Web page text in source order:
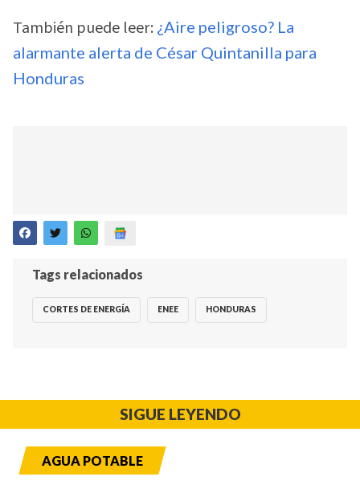
También puede leer: ¿Aire peligroso? La
alarmante alerta de César Quintanilla para
Honduras
Tags relacionados
CORTES DE ENERGÍA ENEE HONDURAS
SIGUE LEYENDO
AGUA POTABLE